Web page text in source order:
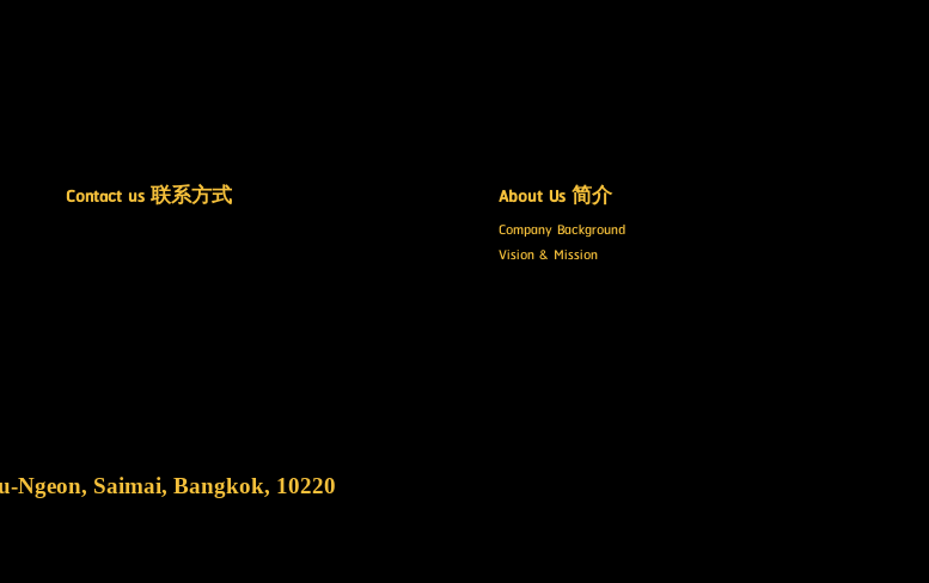
Contact us 联系方式 About Us 简介
Company Background
Vision & Mission
and Chinese.
Ngeon, Saimai, Bangkok, 10220